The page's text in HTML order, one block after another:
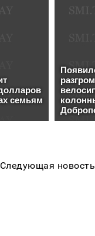
Следующая новость